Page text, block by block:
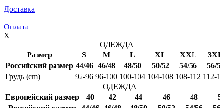
Доставка
Оплата
X
ОДЕЖДА
Размер
S M L XL XXL
Российский размер 44/46 46/48 48/50 50/52 54/56
56/
Грудь (cm)
92-96 96-100 100-104 104-108 108-112 112-
ОДЕЖДА
Европейский размер
40 42 44 46 48